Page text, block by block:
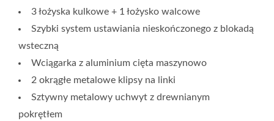
3 łożyska kulkowe + 1 łożysko walcowe
Szybki system ustawiania nieskończonego z blokadą
wsteczną
Wciągarka z aluminium cięta maszynowo
2 okrągłe metalowe klipsy na linki
Sztywny metalowy uchwyt z drewnianym
pokrętłem